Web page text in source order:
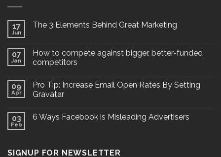
17
Jun
The 3 Elements Behind Great Marketing
07
Jan
How to compete against bigger, better-funded
competitors
09
Apr
Pro Tip: Increase Email Open Rates By Setting
Gravatar
03
Feb
6 Ways Facebook is Misleading Advertisers
SIGNUP FOR NEWSLETTER